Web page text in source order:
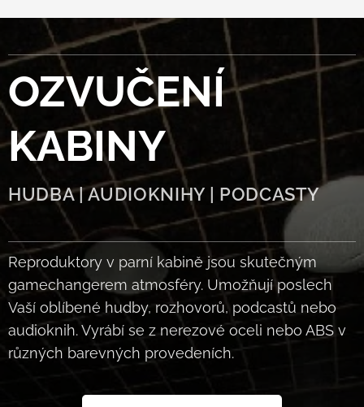
OZVUČENÍ
KABINY
HUDBA | AUDIOKNIHY | PODCASTY
Reproduktory v parní kabině jsou skutečným
gamechangerem atmosféry. Umožňují poslech
Vaší oblíbené hudby, rozhovorů, podcastů nebo
audioknih. Vyrábí se z nerezové oceli nebo ABS v
různých barevných provedeních.